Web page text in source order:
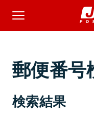
郵便番号
検索結果